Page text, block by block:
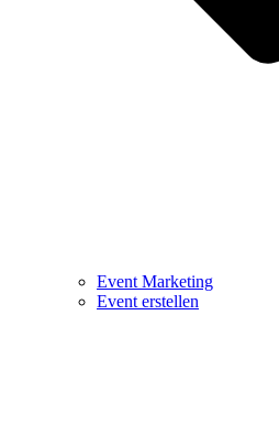
Event Marketing
Event erstellen